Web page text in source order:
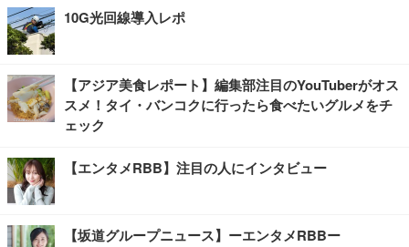
10G光回線導入レポ
【アジア美食レポート】編集部注目のYouTuberがオス
スメ！タイ・バンコクに行ったら食べたいグルメをチ
ェック
【エンタメRBB】注目の人にインタビュー
【坂道グループニュース】ーエンタメRBBー